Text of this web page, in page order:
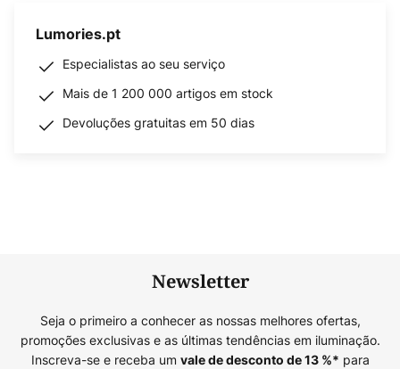
Lumories.pt
Especialistas ao seu serviço
Mais de 1 200 000 artigos em stock
Devoluções gratuitas em 50 dias
Newsletter
Seja o primeiro a conhecer as nossas melhores ofertas,
promoções exclusivas e as últimas tendências em iluminação.
Inscreva-se e receba um vale de desconto de13%* para